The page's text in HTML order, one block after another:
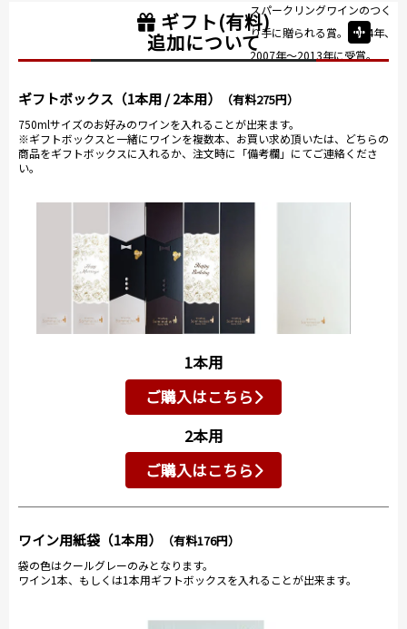
スパークリングワインのつく
り手に贈られる賞。2004年、
2007年～2013年に受賞。
ギフト(有料)
追加について
ギフトボックス（1本用 / 2本用） （有料275円）
750mlサイズのお好みのワインを入れることが出来ます。
※ギフトボックスと一緒にワインを複数本、お買い求め頂いたは、どちらの
商品をギフトボックスに入れるか、注文時に「備考欄」にてご連絡くださ
い。
1本用
ご購入はこちら
2本用
ご購入はこちら
ワイン用紙袋（1本用） （有料176円）
袋の色はクールグレーのみとなります。
ワイン1本、もしくは1本用ギフトボックスを入れることが出来ます。